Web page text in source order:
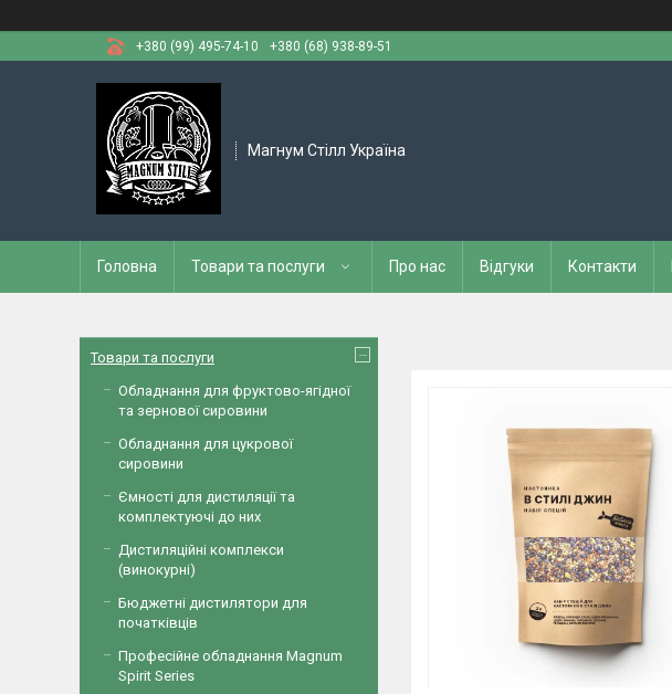
+380 (99) 495-74-10
+380 (68) 938-89-51
Магнум Стілл Україна
Головна Товари та послуги Про нас Відгуки Контакти
Товари та послуги
Обладнання для фруктово-ягідної
та зернової сировини
Обладнання для цукрової
сировини
Ємності для дистиляції та
комплектуючі до них
Дистиляційні комплекси
(винокурні)
Бюджетні дистилятори для
початківців
Професійне обладнання Magnum
Spirit Series